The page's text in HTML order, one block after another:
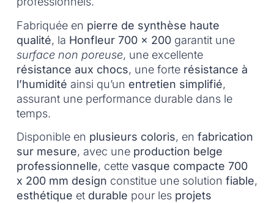
Fabriquée en pierre de synthèse haute
qualité, la Honfleur 700 x 200garantit une
surface non poreuse, une excellente
résistance aux chocs, une forte résistance à
l’humidité ainsi qu’un entretien simplifié,
assurant une performance durable dans le
temps.
Disponible en plusieurs coloris, en fabrication
sur mesure, avec une production belge
professionnelle, cette vasque compacte 700
x 200 mm design constitue une solution fiable,
esthétique et durable pour les projets